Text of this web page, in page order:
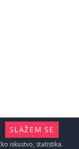
SLAŽEM SE
iskustvo, statistika.